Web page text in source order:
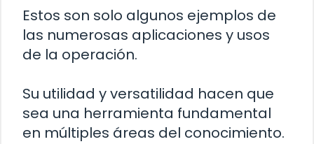
Estos son solo algunos ejemplos de
las numerosas aplicaciones y usos
de la operación.
Su utilidad y versatilidad hacen que
sea una herramienta fundamental
en múltiples áreas del conocimiento.